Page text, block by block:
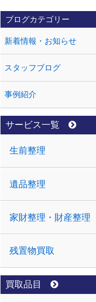
ブログカテゴリー
新着情報・お知らせ
スタッフブログ
事例紹介
サービス一覧
生前整理
遺品整理
家財整理・財産整理
残置物買取
買取品目